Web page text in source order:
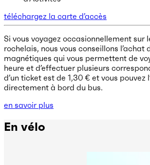
téléchargez la carte d’accès
Si vous voyagez occasionnellement sur
rochelais, nous vous conseillons l’achat
magnétiques qui vous permettent de
heure et d’effectuer plusieurs
d’un ticket est de 1,30 € et vous pouvez
directement à bord du bus.
en savoir plus
En vélo